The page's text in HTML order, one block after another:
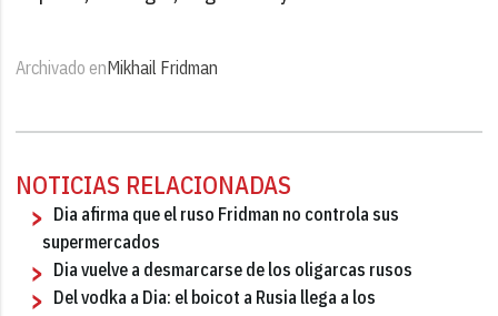
Archivado enMikhail Fridman
NOTICIAS RELACIONADAS
Dia afirma que el ruso Fridman no controla sus
supermercados
Dia vuelve a desmarcarse de los oligarcas rusos
Del vodka a Dia: el boicot a Rusia llega a los